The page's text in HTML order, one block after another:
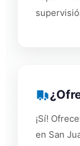
¡Sí!
en San